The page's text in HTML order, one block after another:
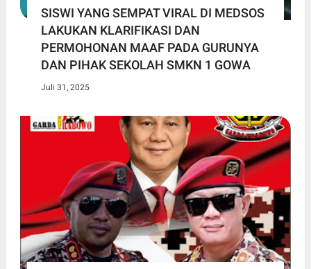
SISWI YANG SEMPAT VIRAL DI MEDSOS
LAKUKAN KLARIFIKASI DAN
PERMOHONAN MAAF PADA GURUNYA
DAN PIHAK SEKOLAH SMKN 1 GOWA
Juli 31, 2025